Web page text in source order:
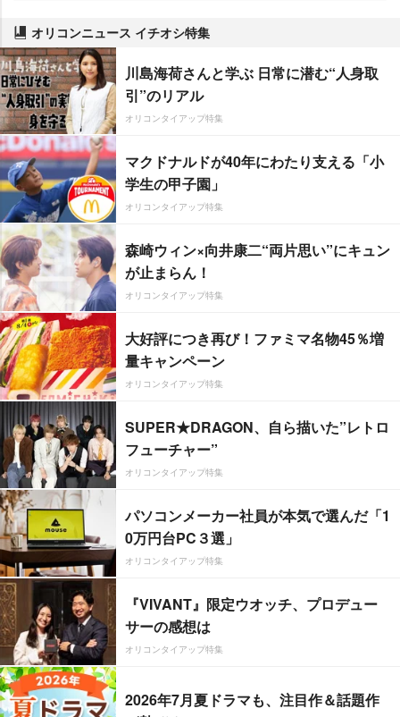
オリコンニュース イチオシ特集
川島海荷さんと学ぶ 日常に潜む“人身取
引”のリアル
オリコンタイアップ特集
マクドナルドが40年にわたり支える「小
学生の甲子園」
オリコンタイアップ特集
森崎ウィン×向井康二“両片思い”にキュン
が止まらん！
オリコンタイアップ特集
大好評につき再び！ファミマ名物45％増
量キャンペーン
オリコンタイアップ特集
SUPER★DRAGON、自ら描いた”レトロ
フューチャー”
オリコンタイアップ特集
パソコンメーカー社員が本気で選んだ「1
0万円台PC３選」
オリコンタイアップ特集
『VIVANT』限定ウオッチ、プロデュー
サーの感想は
オリコンタイアップ特集
2026年7月夏ドラマも、注目作＆話題作